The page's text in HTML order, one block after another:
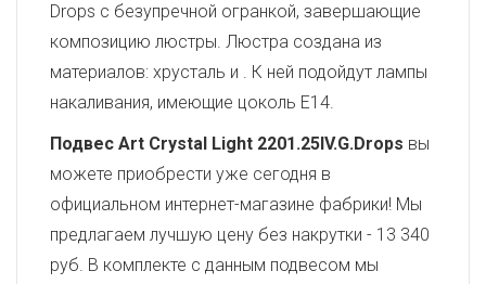
Drops с безупречной огранкой, завершающие
композицию люстры. Люстра создана из
материалов: хрусталь и . К ней подойдут лампы
накаливания, имеющие цоколь E14.
Подвес Art Crystal Light 2201.25IV.G.Drops вы
можете приобрести уже сегодня в
официальном интернет-магазине фабрики! Мы
предлагаем лучшую цену без накрутки - 13 340
руб. В комплекте с данным подвесом мы